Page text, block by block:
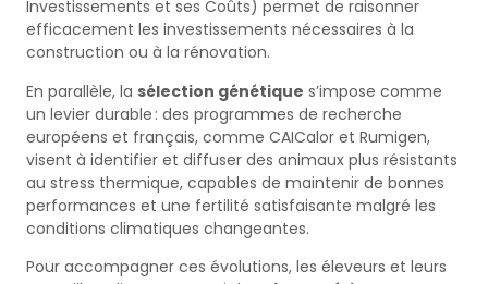
Investissements et ses Coûts) permet de raisonner
efficacement les investissements nécessaires à la
construction ou à la rénovation.
En parallèle, la sélection génétique s’impose comme
un levier durable : des programmes de recherche
européens et français, comme CAICalor et Rumigen,
visent à identifier et diffuser des animaux plus résistants
au stress thermique, capables de maintenir de bonnes
performances et une fertilité satisfaisante malgré les
conditions climatiques changeantes.
Pour accompagner ces évolutions, les éleveurs et leurs